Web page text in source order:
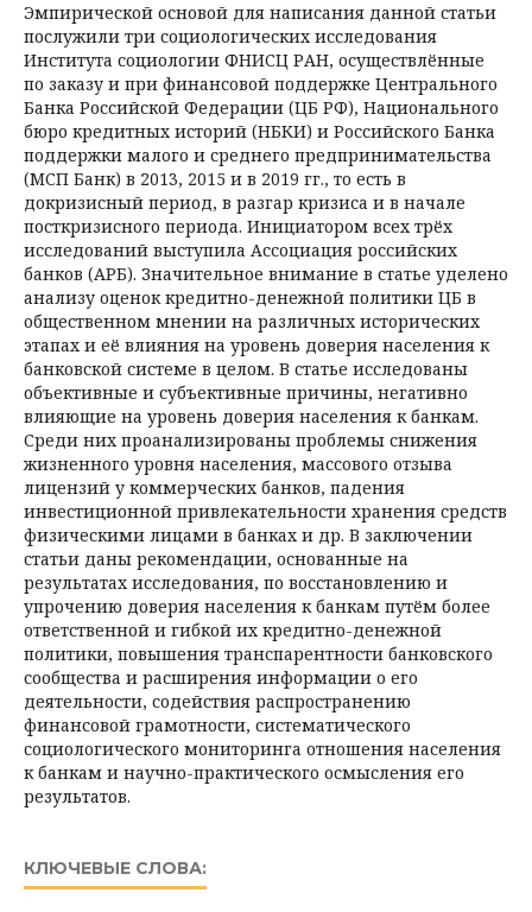
Эмпирической основой для написания данной статьи
послужили три социологических исследования
Института социологии ФНИСЦ РАН, осуществлённые
по заказу и при финансовой поддержке Центрального
Банка Российской Федерации (ЦБ РФ), Национального
бюро кредитных историй (НБКИ) и Российского Банка
поддержки малого и среднего предпринимательства
(МСП Банк) в 2013, 2015 и в 2019 гг., то есть в
докризисный период, в разгар кризиса и в начале
посткризисного периода. Инициатором всех трёх
исследований выступила Ассоциация российских
банков (АРБ). Значительное внимание в статье уделено
анализу оценок кредитно-денежной политики ЦБ в
общественном мнении на различных исторических
этапах и её влияния на уровень доверия населения к
банковской системе в целом. В статье исследованы
объективные и субъективные причины, негативно
влияющие на уровень доверия населения к банкам.
Среди них проанализированы проблемы снижения
жизненного уровня населения, массового отзыва
лицензий у коммерческих банков, падения
инвестиционной привлекательности хранения средств
физическими лицами в банках и др. В заключении
статьи даны рекомендации, основанные на
результатах исследования, по восстановлению и
упрочению доверия населения к банкам путём более
ответственной и гибкой их кредитно-денежной
политики, повышения транспарентности банковского
сообщества и расширения информации о его
деятельности, содействия распространению
финансовой грамотности, систематического
социологического мониторинга отношения населения
к банкам и научно-практического осмысления его
результатов.
КЛЮЧЕВЫЕ СЛОВА: